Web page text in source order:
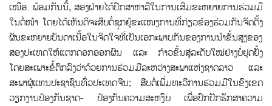
ເໜືອ. ພ້ອມກັນນີ້, ສອງຝ່າຍໄດ້ປຶກສາຫາລືໃນການເສີມຂະຫຍາຍການຮ່ວມມື
ໃນຕໍ່ໜ້າ ໂດຍໄດ້ເຫັນດີຈະສືບຕໍ່ຊຸກຍູ້ຂະແໜງການທ່ີກ່ຽວຂ້ອງຮ່ວມກັນຈັດຕັ້ງ
ຜັນຂະຫຍາຍບັນດາເນື້ອໃນຈິດໃຈທີ່ເປັນເອກະພາບກັນຂອງການນໍາຂັ້ນສູງຂອງ
ສອງປະເທດໃຫ້ແຕກດອກອອກຜົນ ແລະ ກ້າວຂຶ້ນສູ່ລະດັບໃໝ່ຢ່າງບໍ່ຢຸດຢັ້ງ
ໂດຍສະເພາະຂໍ້ຕົກລົງວ່າດ້ວຍການຮ່ວມມືລະຫວ່າງສະພາແຫ່ງຊາດລາວ ແລະ
ສະພາຜູ້ແທນປະຊາຊົນທົ່ວປະເທດຈີນ; ສືບຕ່ໍເພ່ີມທະວີການຮ່ວມມືໃນຂົງເຂດ
ວຽກງານປ້ອງກັນຊາດ- ປ້ອງກັນຄວາມສະຫງົບ ເພ່ືອປົກປັກຮັກສາຄວາມ